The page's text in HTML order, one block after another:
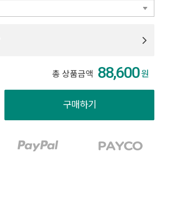
총 상품금액 88,600원
구매하기